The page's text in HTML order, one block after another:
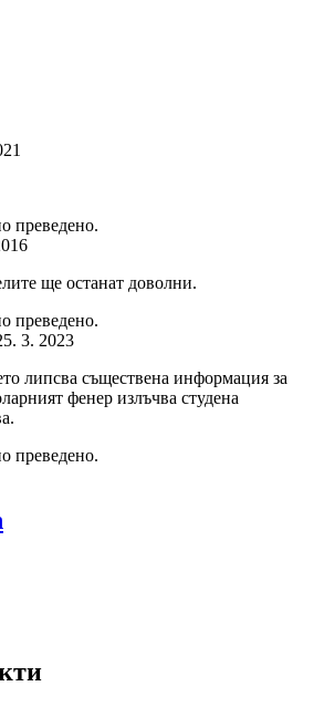
преведено.
ще останат доволни.
преведено.
3. 2023
липсва съществена информация за
фенер излъчва студена
преведено.